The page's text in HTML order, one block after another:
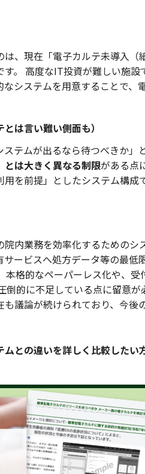
、現在「電子カルテ未導入（
。 高度なIT投資が難しい施設
システムを用意することで、
は言い難い側面も）
テムが出るなら待つべきか」
とは大きく異なる制限がある点
を前提」としたシステム構成
内業務を効率化するためのシ
ービスへ処方データ等の最低
格的なペーパーレス化や、受
的に不足している点に留意が
議論が続けられており、今後
との違いを詳しく比較したい